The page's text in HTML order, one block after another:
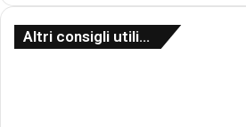
Altri consigli utili…